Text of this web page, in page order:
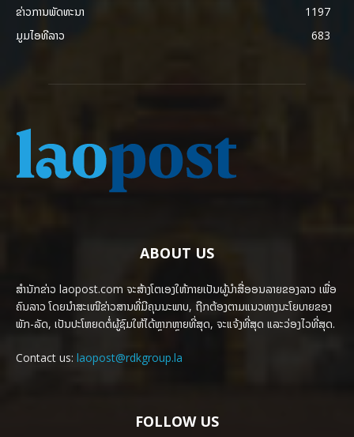
ຂ່າວການພັດທະນາ
1197
ມູມໄອທີລາວ
683
ABOUT US
ສຳນັກຂ່າວ laopost.com ຈະສ້າງໂຕເອງໃຫ້ກາຍເປັນຜູ້ນຳສື່ອອນລາຍຂອງລາວ ເພື່ອ
ຄົນລາວ ໂດຍນຳສະເໜີຂ່າວສານທີ່ມີຄຸນນະພາບ, ຖືກຕ້ອງຕາມແນວທາງນະໂຍບາຍຂອງ
ພັກ-ລັດ, ເປັນປະໂຫຍດຕໍ່ຜູ້ຊົມໃຫ້ໄດ້ຫຼາກຫຼາຍທີ່ສຸດ, ຈະແຈ້ງທີ່ສຸດ ແລະວ່ອງໄວທີ່ສຸດ.
Contact us: laopost@rdkgroup.la
FOLLOW US